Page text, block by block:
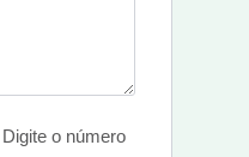
o número